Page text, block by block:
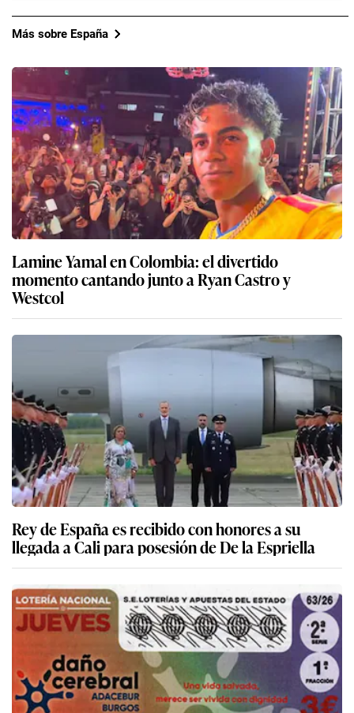
Más sobre España
Lamine Yamal en Colombia: el divertido
momento cantando junto a Ryan Castro y
Westcol
Rey de España es recibido con honores a su
llegada a Cali para posesión de De la Espriella